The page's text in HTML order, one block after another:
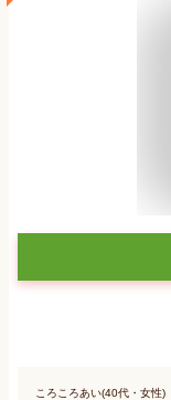
ころころあい(40代・女性)